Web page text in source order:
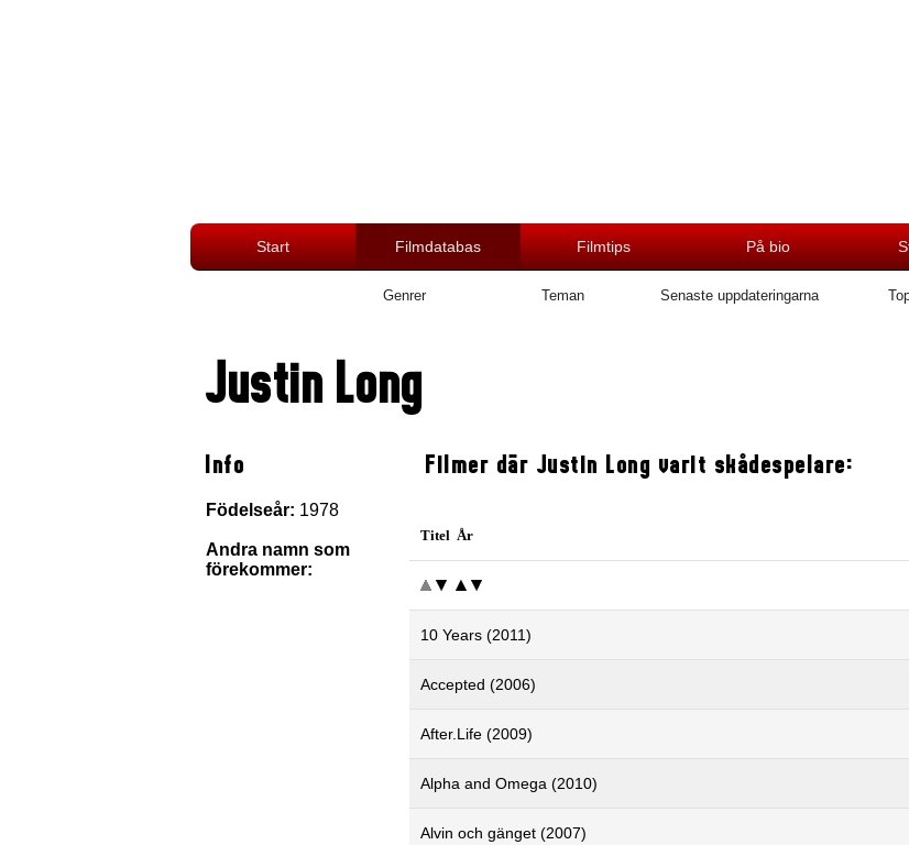
Start Filmdatabas Filmtips På bio
Genrer Teman Senaste uppdateringarna
Justin Long
Info
Födelseår: 1978
Andra namn som
förekommer:
Filmer där Justin Long varit skådespelare:
Titel År
10 Years (2011)
Accepted (2006)
After.Life (2009)
Alpha and Omega (2010)
Alvin och gänget (2007)